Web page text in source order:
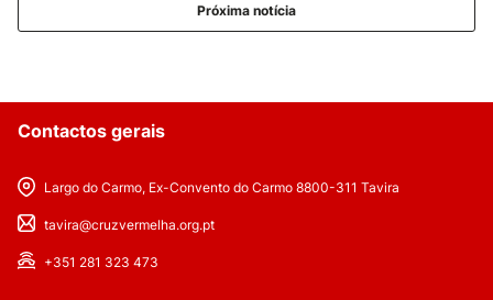
Próxima notícia
Contactos gerais
Largo do Carmo, Ex-Convento do Carmo 8800-311 Tavira
tavira@cruzvermelha.org.pt
+351 281 323 473